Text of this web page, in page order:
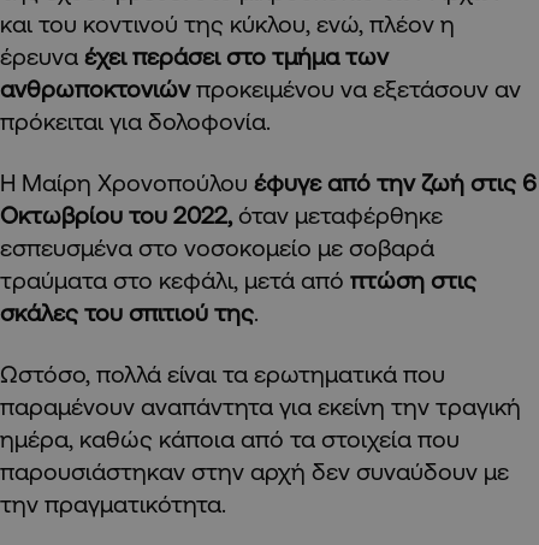
και του κοντινού της κύκλου, ενώ, πλέον η
έρευνα έχει περάσει στο τμήμα των
ανθρωποκτονιώνπροκειμένου να εξετάσουν αν
πρόκειται για δολοφονία.
Η Μαίρη Χρονοπούλου έφυγε από την ζωή στις 6
Οκτωβρίου του 2022, όταν μεταφέρθηκε
εσπευσμένα στο νοσοκομείο με σοβαρά
τραύματα στο κεφάλι, μετά από πτώση στις
σκάλες του σπιτιού της.
Ωστόσο, πολλά είναι τα ερωτηματικά που
παραμένουν αναπάντητα για εκείνη την τραγική
ημέρα, καθώς κάποια από τα στοιχεία που
παρουσιάστηκαν στην αρχή δεν συναύδουν με
την πραγματικότητα.